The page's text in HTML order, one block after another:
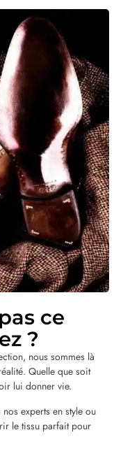
ce
?
nous sommes là
Quelle que soit
lui donner vie.
experts en style ou
le tissu parfait pour